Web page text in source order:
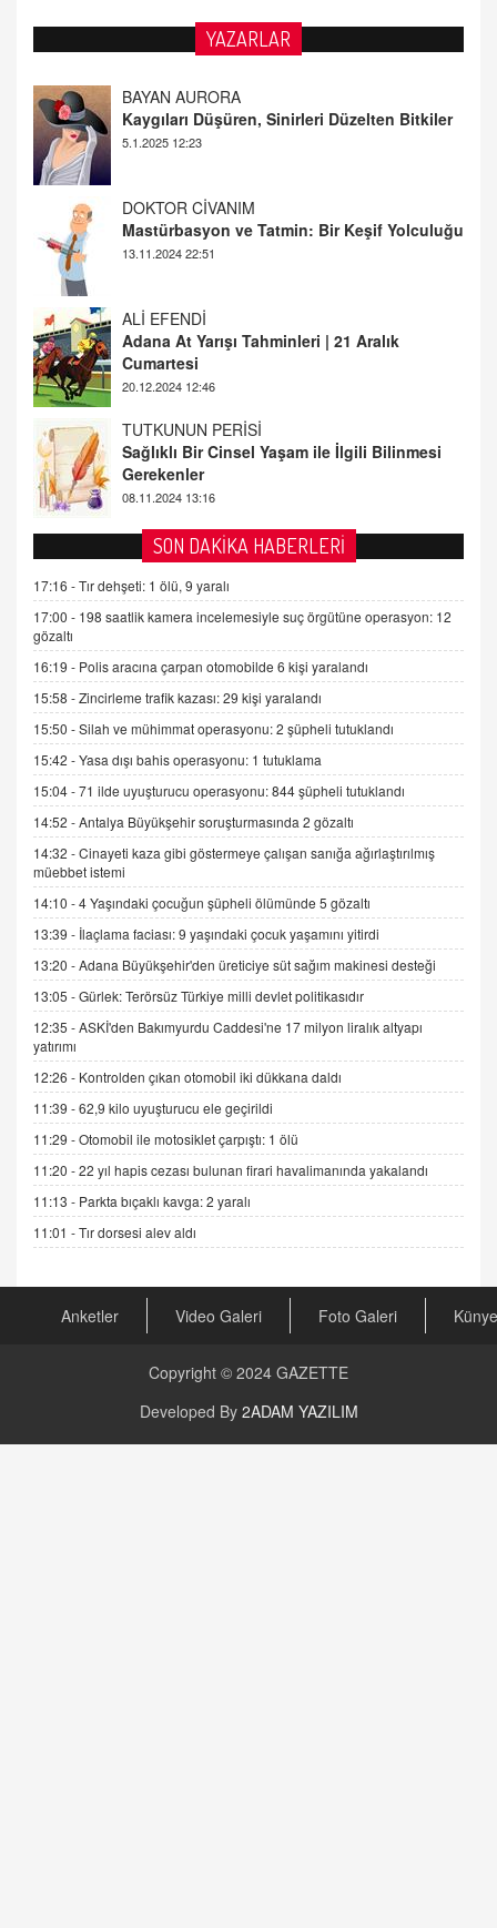
YAZARLAR
DOKTOR CİVANIM
Mastürbasyon ve Tatmin: Bir Keşif Yolculuğu
13.11.2024 22:51
ALİ EFENDİ
Adana At Yarışı Tahminleri | 21 Aralık
Cumartesi
TUTKUNUN PERİSİ
Sağlıklı Bir Cinsel Yaşam ile İlgili Bilinmesi
Gerekenler
08.11.2024 13:16
FARUK ÖNALAN
Tezkere Onaylanmasaydı…
2 Kasım 2021 Salı 00:11
AV. DOĞAN CAN DOĞAN
Kişisel verilerin korunması ve dijital hukukun
gelişimi
15.09.2025 16:17
SEHER EREK
Kış Ayları Geldi, Hangi Önlemler Alınmalı?
9.12.2025 10:11
İNCİ GÜL AKÖL
Trump Keşke Adana'yı da Ziyaret Etse...
06.07.2026 13:00
ADEM AKÖL
Esed Destekçilerinin Yüzüne Vurulan Şamar:
Sednaya
11.12.2024 12:30
DR. EKREM ASLAN
Gerçek Ne, Algı Ne? "Beraber Yürüyoruz"
Cümlesinin Peşinden
GÖNÜL MENEKŞE
Şifacının Yolu
04.11.2025 12:56
AV. RÜMEYSA ÖZKALE
Kira Uyuşmazlıklarında Dava Açmadan Önce
Arabulucuya Başvuru Şartı
CAN UĞURATEŞ
Değişen yapısıyla Suriye
16.12.2024 14:16
GÜNLÜK BURÇ YORUMU
Günlük Burç Yorumu | 22 Kasım 2024: Koç,
SON DAKİKA HABERLERİ
17:16 -Tır dehşeti: 1 ölü, 9 yaralı
17:00 - 198 saatlik kamera incelemesiyle suç örgütüne operasyon: 12
gözaltı
16:19 - Polis aracına çarpan otomobilde 6 kişi yaralandı
15:58 -Zincirleme trafik kazası: 29 kişi yaralandı
15:50 -Silah ve mühimmat operasyonu: 2 şüpheli tutuklandı
15:42 -Yasa dışı bahis operasyonu: 1 tutuklama
15:04 -71 ilde uyuşturucu operasyonu: 844 şüpheli tutuklandı
14:52 -Antalya Büyükşehir soruşturmasında 2 gözaltı
14:32 -Cinayeti kaza gibi göstermeye çalışan sanığa ağırlaştırılmış
müebbet istemi
14:10 -4 Yaşındaki çocuğun şüpheli ölümünde 5 gözaltı
13:39 - İlaçlama faciası: 9 yaşındaki çocuk yaşamını yitirdi
13:20 -Adana Büyükşehir'den üreticiye süt sağım makinesi desteği
13:05 -Gürlek: Terörsüz Türkiye milli devlet politikasıdır
12:35 -ASKİ'den Bakımyurdu Caddesi'ne 17 milyon liralık altyapı
yatırımı
12:26 - Kontrolden çıkan otomobil iki dükkana daldı
11:39 -62,9 kilo uyuşturucu ele geçirildi
11:29 -Otomobil ile motosiklet çarpıştı: 1 ölü
11:20 -22 yıl hapis cezası bulunan firari havalimanında yakalandı
11:13 - Parkta bıçaklı kavga: 2 yaralı
11:01 -Tır dorsesi alev aldı
Anketler Video Galeri Foto Galeri Künye
Copyright © 2024 GAZETTE
Developed By 2ADAM YAZILIM